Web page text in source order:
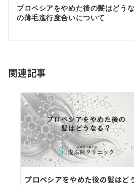
ゲ
ー
シ
ン
プロペシアをやめた後の髪はどう
の薄毛進行度合いについて
関連記事
プロペシアをやめた後の髪はど